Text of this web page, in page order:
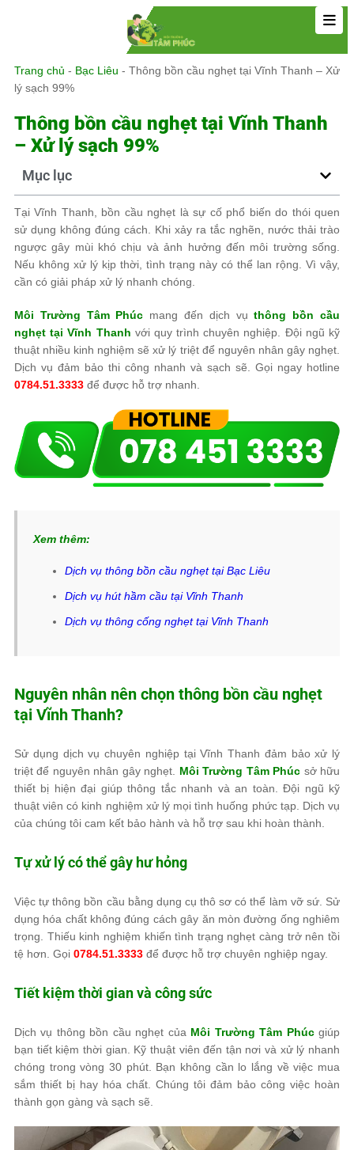
Trang chủ - Bạc Liêu - Thông bồn cầu nghẹt tại Vĩnh Thanh – Xử
lý sạch 99%
Thông bồn cầu nghẹt tại Vĩnh Thanh
– Xử lý sạch 99%
Mục lục
Tại Vĩnh Thanh, bồn cầu nghẹt là sự cố phổ biến do thói quen
sử dụng không đúng cách. Khi xảy ra tắc nghẽn, nước thải trào
ngược gây mùi khó chịu và ảnh hưởng đến môi trường sống.
Nếu không xử lý kịp thời, tình trạng này có thể lan rộng. Vì vậy,
cần có giải pháp xử lý nhanh chóng.
Môi Trường Tâm Phúc mang đến dịch vụthông bồn cầu
nghẹt tại Vĩnh Thanh với quy trình chuyên nghiệp. Đội ngũ kỹ
thuật nhiều kinh nghiệm sẽ xử lý triệt để nguyên nhân gây nghẹt.
Dịch vụ đảm bảo thi công nhanh và sạch sẽ. Gọi ngay hotline
0784.51.3333 để được hỗ trợ nhanh.
Xem thêm:
Dịch vụ thông bồn cầu nghẹt tại Bạc Liêu
Dịch vụ hút hầm cầu tại Vĩnh Thanh
Dịch vụ thông cống nghẹt tại Vĩnh Thanh
Nguyên nhân nên chọn thông bồn cầu nghẹt
tại Vĩnh Thanh?
Sử dụng dịch vụ chuyên nghiệp tại Vĩnh Thanh đảm bảo xử lý
triệt để nguyên nhân gây nghẹt. Môi Trường Tâm Phúc sở hữu
thiết bị hiện đại giúp thông tắc nhanh và an toàn. Đội ngũ kỹ
thuật viên có kinh nghiệm xử lý mọi tình huống phức tạp. Dịch vụ
của chúng tôi cam kết bảo hành và hỗ trợ sau khi hoàn thành.
Tự xử lý có thể gây hư hỏng
Việc tự thông bồn cầu bằng dụng cụ thô sơ có thể làm vỡ sứ. Sử
dụng hóa chất không đúng cách gây ăn mòn đường ống nghiêm
trọng. Thiếu kinh nghiệm khiến tình trạng nghẹt càng trở nên tồi
tệ hơn. Gọi 0784.51.3333 để được hỗ trợ chuyên nghiệp ngay.
Tiết kiệm thời gian và công sức
Dịch vụ thông bồn cầu nghẹt của Môi Trường Tâm Phúcgiúp
bạn tiết kiệm thời gian. Kỹ thuật viên đến tận nơi và xử lý nhanh
chóng trong vòng 30 phút. Bạn không cần lo lắng về việc mua
sắm thiết bị hay hóa chất. Chúng tôi đảm bảo công việc hoàn
thành gọn gàng và sạch sẽ.